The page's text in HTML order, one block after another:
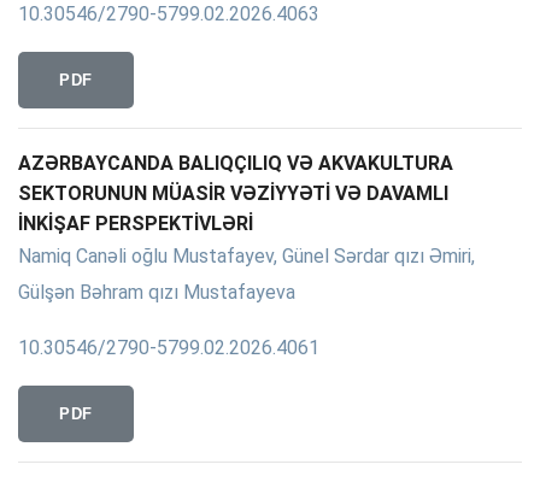
10.30546/2790-5799.02.2026.4063
PDF
AZƏRBAYCANDA BALIQÇILIQ VƏ AKVAKULTURA
SEKTORUNUN MÜASİR VƏZİYYƏTİ VƏ DAVAMLI
İNKİŞAF PERSPEKTİVLƏRİ
Namiq Canəli oğlu Mustafayev, Günel Sərdar qızı Əmiri,
Gülşən Bəhram qızı Mustafayeva
10.30546/2790-5799.02.2026.4061
PDF